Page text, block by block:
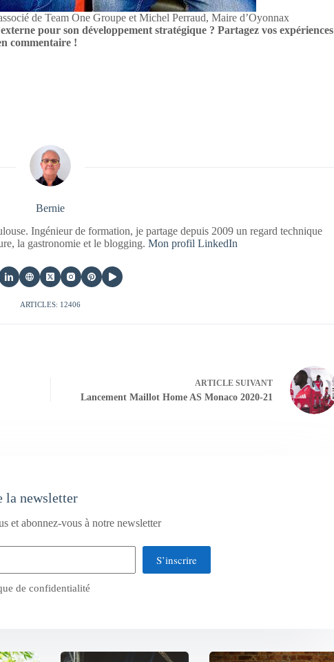
de Team One Groupe et Michel Perraud, Maire d’Oyonnax
pour son développement stratégique ? Partagez vos expériences
commentaire !
Bernie
Ingénieur de formation, je partage depuis 2009 un regard technique
la gastronomie et le blogging.Mon profil LinkedIn
ARTICLES: 12406
ARTICLESUIVANT
Lancement Maillot Home AS Monaco 2020-21
la newsletter
et abonnez-vous à notre newsletter
S’inscrire
de confidentialité